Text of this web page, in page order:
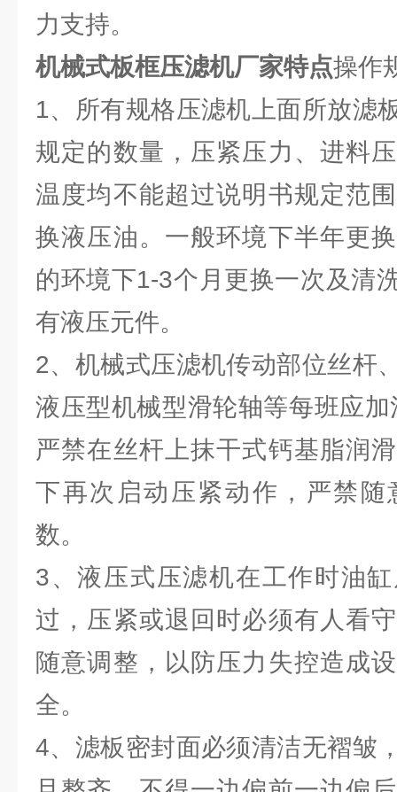
力支持。
机械式板框压滤机厂家特点操作
1、所有规格压滤机上面所放滤
规定的数量，压紧压力、进料
温度均不能超过说明书规定范
换液压油。一般环境下半年更
的环境下1-3个月更换一次及清
有液压元件。
2、机械式压滤机传动部位丝杆
液压型机械型滑轮轴等每班应
严禁在丝杆上抹干式钙基脂润
下再次启动压紧动作，严禁随
数。
3、液压式压滤机在工作时油
过，压紧或退回时必须有人看
随意调整，以防压力失控造成
全。
4、滤板密封面必须清洁无褶皱